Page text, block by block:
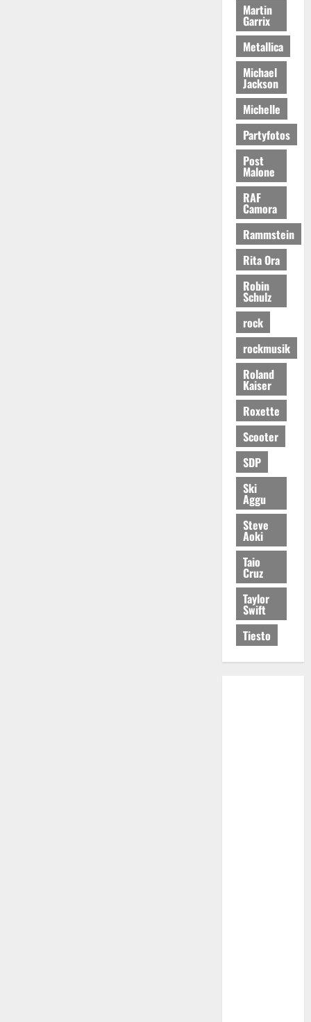
Martin
Garrix
Metallica
Michael
Jackson
Michelle
Partyfotos
Post
Malone
RAF
Camora
Rammstein
Rita Ora
Robin
Schulz
rock
rockmusik
Roland
Kaiser
Roxette
Scooter
SDP
Ski
Aggu
Steve
Aoki
Taio
Cruz
Taylor
Swift
Tiesto